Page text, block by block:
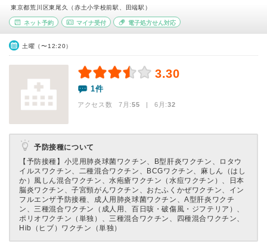
東京都荒川区東尾久（赤土小学校前駅、田端駅）
ネット予約 マイナ受付 電子処方せん対応
土曜（〜12:20）
3.30
1件
アクセス数 7月:55 | 6月:32
予防接種について
【予防接種】 小児用肺炎球菌ワクチン、B型肝炎ワクチン、ロタウ
イルスワクチン、二種混合ワクチン、BCGワクチン、麻しん（はし
か）風しん混合ワクチン、水疱瘡ワクチン（水痘ワクチン）、日本
脳炎ワクチン、子宮頸がんワクチン、おたふくかぜワクチン、イン
フルエンザ予防接種、成人用肺炎球菌ワクチン、A型肝炎ワクチ
ン、三種混合ワクチン（成人用、百日咳・破傷風・ジフテリア）、
ポリオワクチン（単独）、三種混合ワクチン、四種混合ワクチン、
Hib（ヒブ）ワクチン（単独）